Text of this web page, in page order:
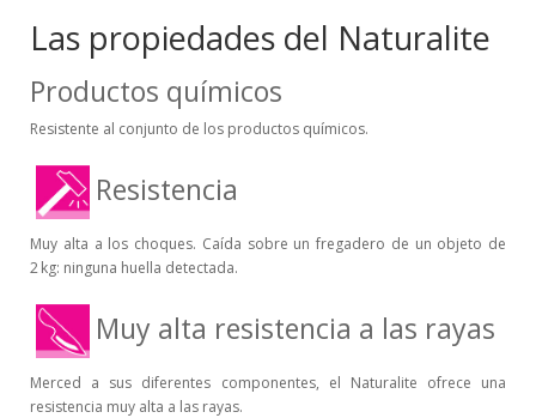
Las propiedades del Naturalite
Productos químicos
Resistente al conjunto de los productos químicos.
Resistencia
Muy alta a los choques. Caída sobre un fregadero de un objeto de
2 kg: ninguna huella detectada.
Muy alta resistencia a las rayas
Merced a sus diferentes componentes, el Naturalite ofrece una
resistencia muy alta a las rayas.